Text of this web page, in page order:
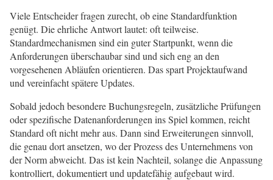
Viele Entscheider fragen zurecht, ob eine Standardfunktion
genügt. Die ehrliche Antwort lautet: oft teilweise.
Standardmechanismen sind ein guter Startpunkt, wenn die
Anforderungen überschaubar sind und sich eng an den
vorgesehenen Abläufen orientieren. Das spart Projektaufwand
und vereinfacht spätere Updates.
Sobald jedoch besondere Buchungsregeln, zusätzliche Prüfungen
oder spezifische Datenanforderungen ins Spiel kommen, reicht
Standard oft nicht mehr aus. Dann sind Erweiterungen sinnvoll,
die genau dort ansetzen, wo der Prozess des Unternehmens von
der Norm abweicht. Das ist kein Nachteil, solange die Anpassung
kontrolliert, dokumentiert und updatefähig aufgebaut wird.